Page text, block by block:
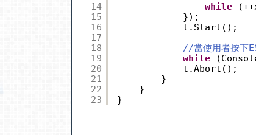
14
15
16
17
18
19
20
21
22
23
while
});
t.Start();
//當使用者按下
while
t.Abort();
}
}
}